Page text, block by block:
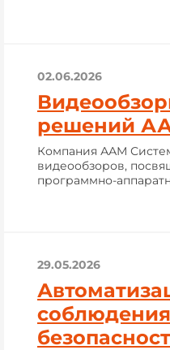
02.06.2026
решений
Компания ААМ
видеообзоров,
программно-
29.05.2026